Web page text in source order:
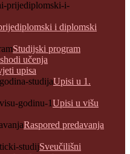
i diplomski
Studijski program
učenja
upisa
Upisi u 1.
Upisi u višu
Raspored predavanja
Sveučilišni